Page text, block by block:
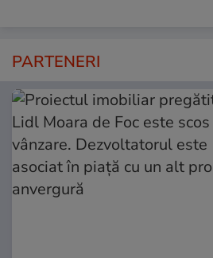
PARTENERI